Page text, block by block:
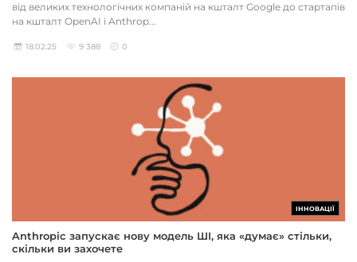
від великих технологічних компаній на кшталт Google до стартапів
на кшталт OpenAI і Anthrop...
18.02.25 9 388 0
ІННОВАЦІЇ
Anthropic запускає нову модель ШІ, яка «думає» стільки,
скільки ви захочете